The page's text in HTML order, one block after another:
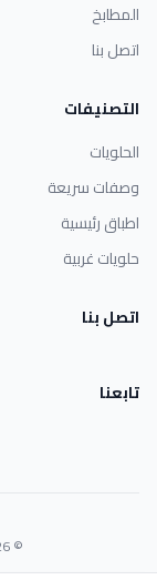
المطابخ
اتصل بنا
التصنيفات
الحلويات
وصفات سريعة
اطباق رئيسية
حلويات غربية
اتصل بنا
تابعنا
© 2026 Dlwaqty. جميع الحقوق محفوظة.